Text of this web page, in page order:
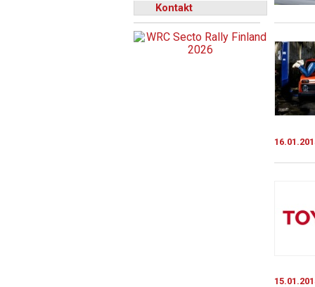
Kontakt